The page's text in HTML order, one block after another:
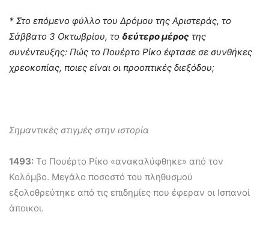
* Στο επόμενο φύλλο του Δρόμου της Αριστεράς, το
Σάββατο 3 Οκτωβρίου, το δεύτερο μέρος της
συνέντευξης: Πώς το Πουέρτο Ρίκο έφτασε σε συνθήκες
χρεοκοπίας, ποιες είναι οι προοπτικές διεξόδου;
Σημαντικές στιγμές στην ιστορία
1493: Το Πουέρτο Ρίκο «ανακαλύφθηκε» από τον
Κολόμβο. Μεγάλο ποσοστό του πληθυσμού
εξολοθρεύτηκε από τις επιδημίες που έφεραν οι Ισπανοί
άποικοι.